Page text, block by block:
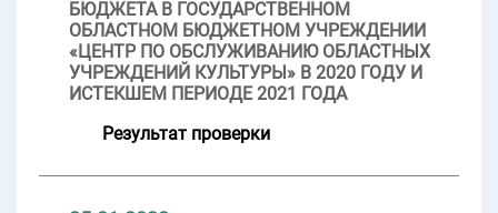
БЮДЖЕТА В ГОСУДАРСТВЕННОМ
ОБЛАСТНОМ БЮДЖЕТНОМ УЧРЕЖДЕНИИ
«ЦЕНТР ПО ОБСЛУЖИВАНИЮ ОБЛАСТНЫХ
УЧРЕЖДЕНИЙ КУЛЬТУРЫ» В 2020 ГОДУ И
ИСТЕКШЕМ ПЕРИОДЕ 2021 ГОДА
Результат проверки